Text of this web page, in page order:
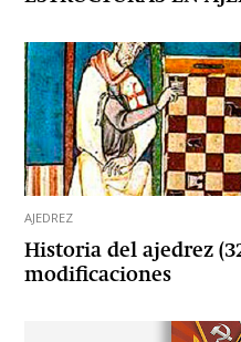
AJEDREZ
Historia del ajedrez
modificaciones